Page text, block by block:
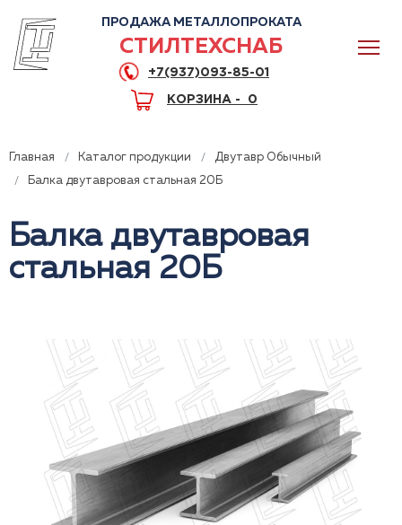
ПРОДАЖА МЕТАЛЛОПРОКАТА
СТИЛТЕХСНАБ
+7(937)093-85-01
КОРЗИНА - 0
Главная Каталог продукции
Двутавр Обычный
Балка двутавровая стальная 20Б
Балка двутавровая
стальная 20Б